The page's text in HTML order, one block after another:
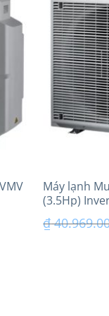
Máy lạnh
(3.5Hp)
₫